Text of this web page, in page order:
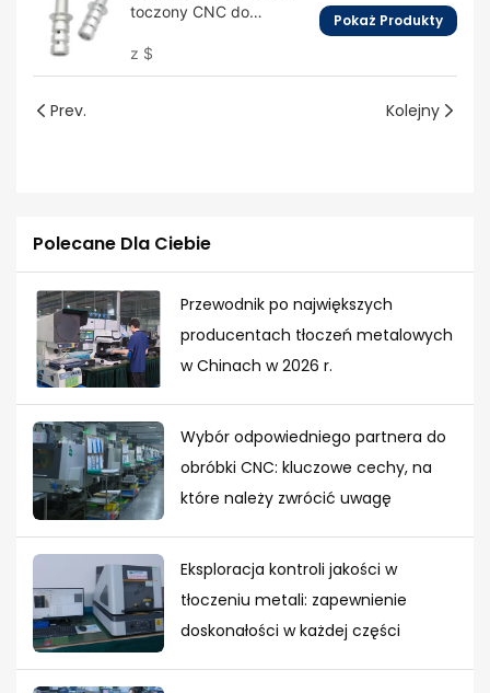
toczony CNC do
Volkswagen
z $
Pokaż Produkty
Prev. Kolejny
Polecane Dla Ciebie
Przewodnik po największych
producentach tłoczeń metalowych
w Chinach w 2026 r.
Wybór odpowiedniego partnera do
obróbki CNC: kluczowe cechy, na
które należy zwrócić uwagę
Eksploracja kontroli jakości w
tłoczeniu metali: zapewnienie
doskonałości w każdej części